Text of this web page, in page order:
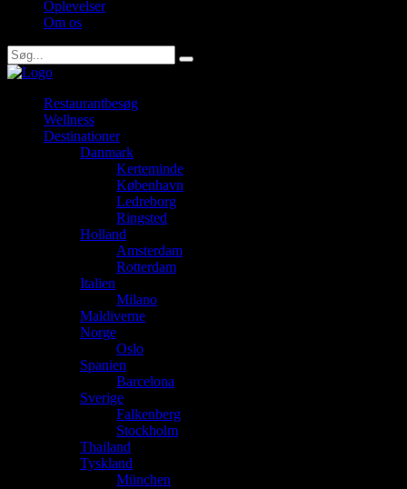
Oplevelser
Om os
Restaurantbesøg
Wellness
Destinationer
Danmark
Kerteminde
København
Ledreborg
Ringsted
Holland
Amsterdam
Rotterdam
Italien
Milano
Maldiverne
Norge
Oslo
Spanien
Barcelona
Sverige
Falkenberg
Stockholm
Thailand
Tyskland
München